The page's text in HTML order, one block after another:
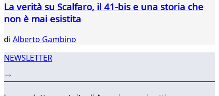
La verità su Scalfaro, il 41-bis e una storia che
non è mai esistita
di Alberto Gambino
NEWSLETTER